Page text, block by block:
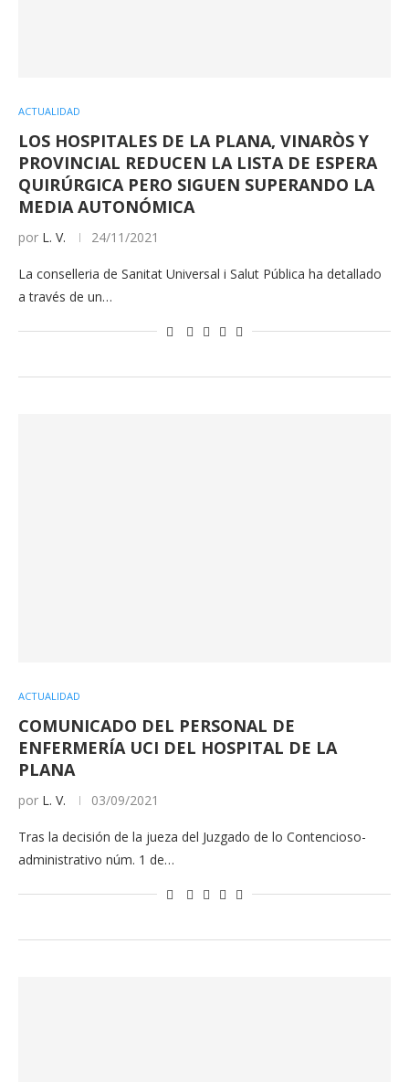
ACTUALIDAD
LOS HOSPITALES DE LA PLANA, VINARÒS Y
PROVINCIAL REDUCEN LA LISTA DE ESPERA
QUIRÚRGICA PERO SIGUEN SUPERANDO LA
MEDIA AUTONÓMICA
por L. V. 24/11/2021
La conselleria de Sanitat Universal i Salut Pública ha detallado
a través de un…
ACTUALIDAD
COMUNICADO DEL PERSONAL DE
ENFERMERÍA UCI DEL HOSPITAL DE LA
PLANA
por L. V. 03/09/2021
Tras la decisión de la jueza del Juzgado de lo Contencioso-
administrativo núm. 1 de…